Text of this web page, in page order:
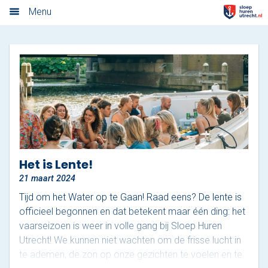
Menu
Nieuwsoverzicht
Tarieven
Rondvaart met schipper
Opstaplocaties
Zelf varen in elektrosloep
Cateringmenu
Arrangementen
Algemene voorwaarden
Het is Lente!
21 maart 2024
Tijd om het Water op te Gaan! Raad eens? De lente is
officieel begonnen en dat betekent maar één ding: het
vaarseizoen is weer in volle gang bij Sloep Huren
Utrecht! We kunnen niet wachten om de frisse lucht in
te ademen, de zon op onze gezichten te voelen en te